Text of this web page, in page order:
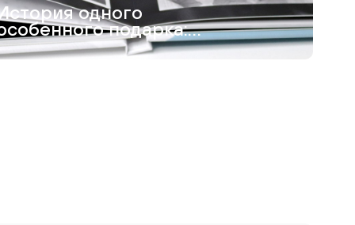
одного
подарка:
я создавала
для